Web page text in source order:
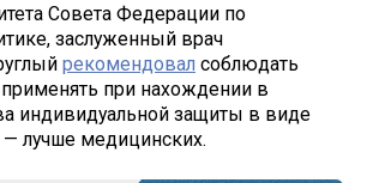
Совета Федерации по
заслуженный врач
рекомендовал соблюдать
при нахождении в
индивидуальной защиты в виде
— лучше медицинских.